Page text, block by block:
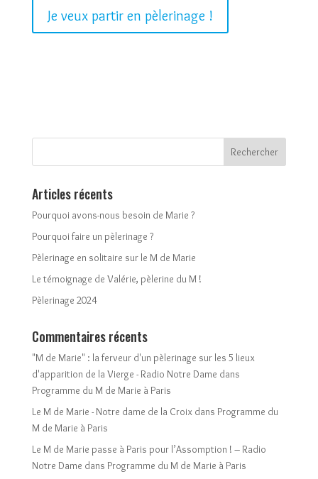
Je veux partir en pèlerinage !
Articles récents
Pourquoi avons-nous besoin de Marie ?
Pourquoi faire un pèlerinage ?
Pèlerinage en solitaire sur le M de Marie
Le témoignage de Valérie, pèlerine du M !
Pèlerinage 2024
Commentaires récents
"M de Marie" : la ferveur d'un pèlerinage sur les 5 lieux
d'apparition de la Vierge - Radio Notre Dame dans
Programme du M de Marie à Paris
Le M de Marie - Notre dame de la Croixdans Programme du
M de Marie à Paris
Le M de Marie passe à Paris pour l’Assomption ! – Radio
Notre Dame dans Programme du M de Marie à Paris